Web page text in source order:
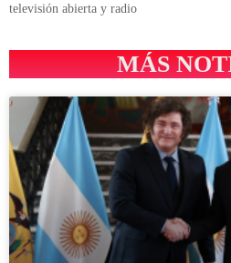
televisión abierta y radio
MÁS